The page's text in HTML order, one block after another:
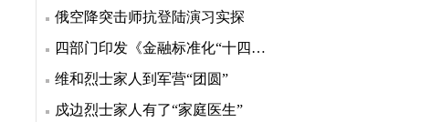
俄空降突击师抗登陆演习实探
四部门印发《金融标准化“十四五”发展规划》 明确七方
维和烈士家人到军营“团圆”
戍边烈士家人有了“家庭医生”